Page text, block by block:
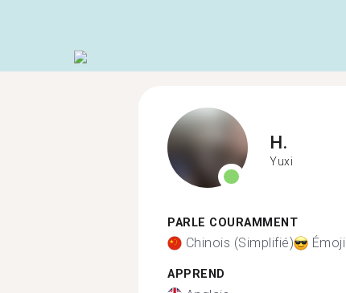
H.
Yuxi
PARLE COURAMMENT
Chinois (Simplifié) Émoji
APPREND